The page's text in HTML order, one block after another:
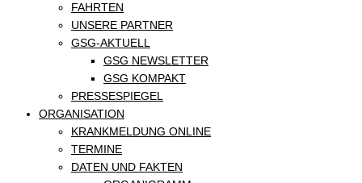
FAHRTEN
UNSERE PARTNER
GSG-AKTUELL
GSG NEWSLETTER
GSG KOMPAKT
PRESSESPIEGEL
ORGANISATION
KRANKMELDUNG ONLINE
TERMINE
DATEN UND FAKTEN